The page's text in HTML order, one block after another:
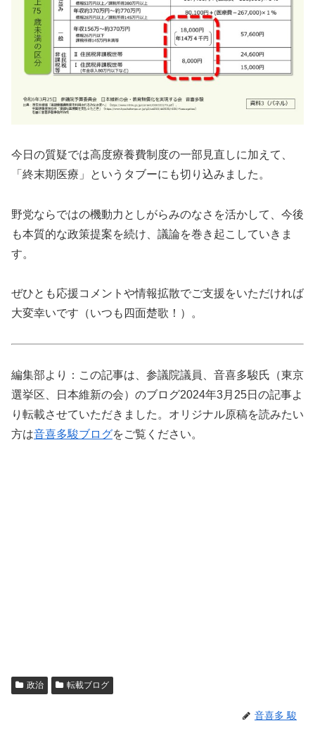
今日の質疑では高度療養費制度の一部見直しに加えて、
「終末期医療」というタブーにも切り込みました。
野党ならではの機動力としがらみのなさを活かして、今後
も本質的な政策提案を続け、議論を巻き起こしていきま
す。
ぜひとも応援コメントや情報拡散でご支援をいただければ
大変幸いです（いつも四面楚歌！）。
編集部より：この記事は、参議院議員、音喜多駿氏（東京
選挙区、日本維新の会）のブログ2024年3月25日の記事よ
り転載させていただきました。オリジナル原稿を読みたい
方は音喜多駿ブログをご覧ください。
政治 転載ブログ
音喜多 駿